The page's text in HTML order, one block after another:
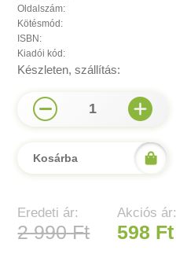
Oldalszám:
Kötésmód:
ISBN:
Kiadói kód:
Készleten, szállítás:
1
Kosárba
Eredeti ár:
2 990 Ft
Akciós ár:
598 Ft